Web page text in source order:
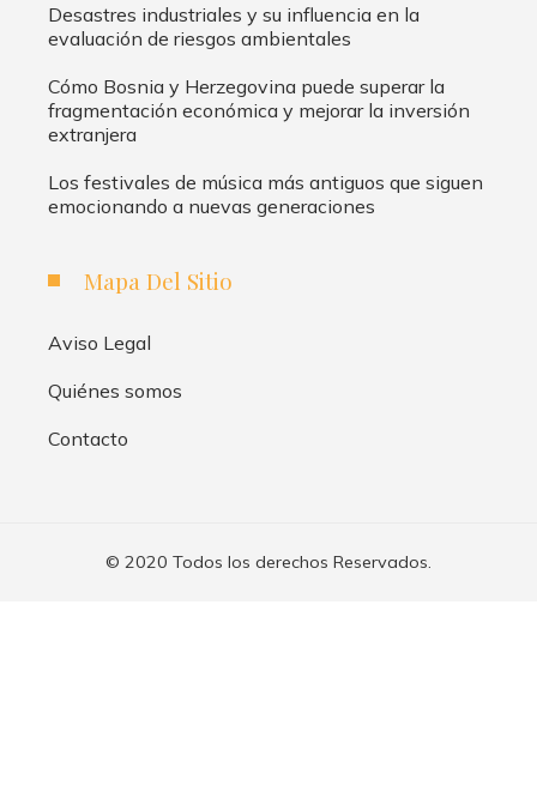
Desastres industriales y su influencia en la
evaluación de riesgos ambientales
Cómo Bosnia y Herzegovina puede superar la
fragmentación económica y mejorar la inversión
extranjera
Los festivales de música más antiguos que siguen
emocionando a nuevas generaciones
Mapa Del Sitio
Aviso Legal
Quiénes somos
Contacto
© 2020 Todos los derechos Reservados.